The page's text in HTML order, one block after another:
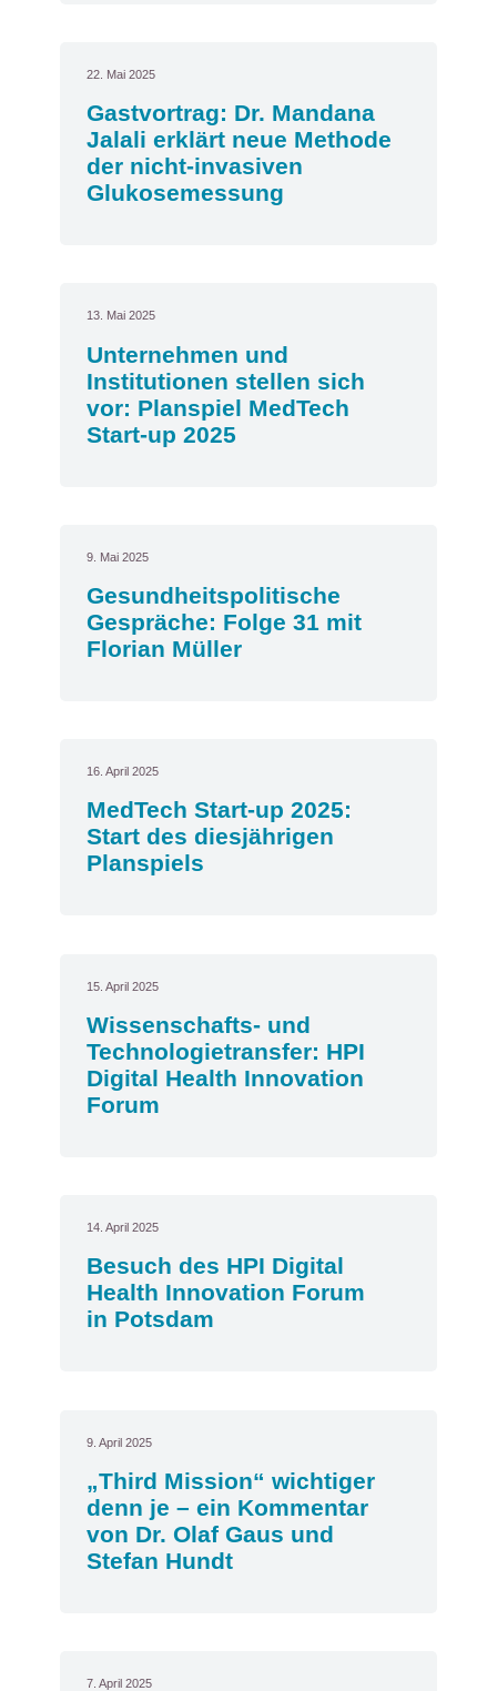
22. Mai 2025
Gastvortrag: Dr. Mandana
Jalali erklärt neue Methode
der nicht-invasiven
Glukosemessung
13. Mai 2025
Unternehmen und
Institutionen stellen sich
vor: Planspiel MedTech
Start-up 2025
9. Mai 2025
Gesundheitspolitische
Gespräche: Folge 31 mit
Florian Müller
16. April 2025
MedTech Start-up 2025:
Start des diesjährigen
Planspiels
15. April 2025
Wissenschafts- und
Technologietransfer: HPI
Digital Health Innovation
Forum
14. April 2025
Besuch des HPI Digital
Health Innovation Forum
in Potsdam
9. April 2025
„Third Mission“ wichtiger
denn je – ein Kommentar
von Dr. Olaf Gaus und
Stefan Hundt
7. April 2025